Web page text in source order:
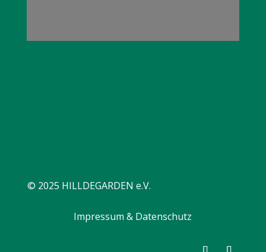
© 2025 HILLDEGARDEN e.V.
Impressum & Datenschutz